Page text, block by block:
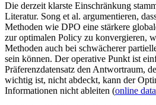
Die derzeit klarste Einschränkung
Literatur. Song et al. argumentieren,
Methoden wie DPO eine stärkere
zur optimalen Policy zu konvergieren,
Methoden auch bei schwächerer
sein können. Der operative Punkt ist
Präferenzdatensatz den Antwortraum,
wichtig ist, nicht abdeckt, kann der
Informationen nicht ableiten (online